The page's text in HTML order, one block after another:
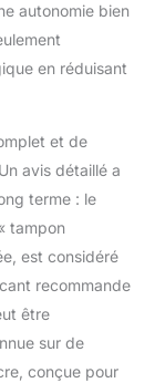
autonomie bien
en réduisant
et de
avis détaillé a
terme : le
tampon
est considéré
recommande
être
sur de
conçue pour